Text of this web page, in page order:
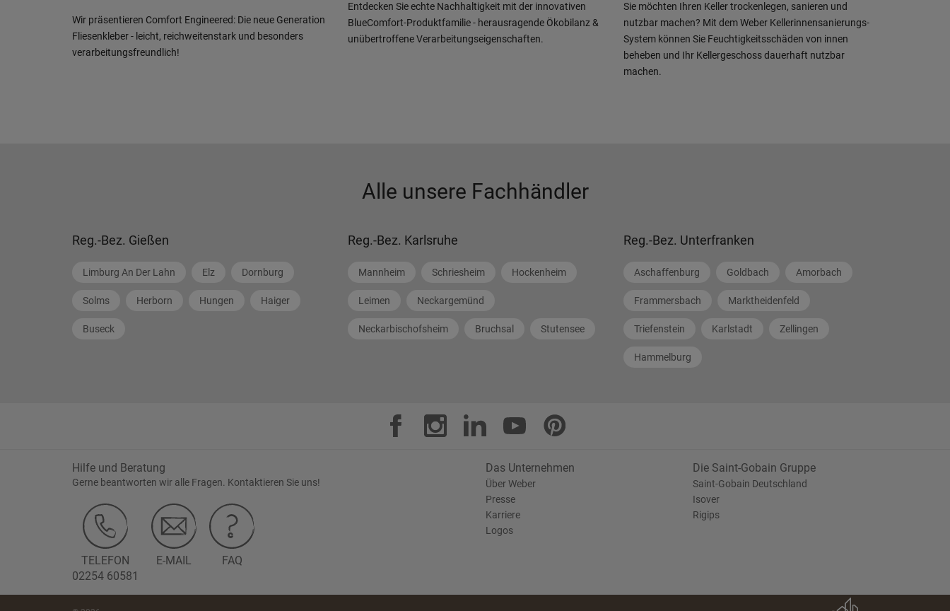
Wir präsentieren Comfort Engineered: Die neue Generation
Fliesenkleber - leicht, reichweitenstark und besonders
verarbeitungsfreundlich!
Entdecken Sie echte Nachhaltigkeit mit der innovativen
BlueComfort-Produktfamilie - herausragende Ökobilanz &
unübertroffene Verarbeitungseigenschaften.
Sie möchten Ihren Keller trockenlegen, sanieren und
nutzbar machen? Mit dem Weber Kellerinnensanierungs-
System können Sie Feuchtigkeitsschäden von innen
beheben und Ihr Kellergeschoss dauerhaft nutzbar
machen.
Alle unsere Fachhändler
Reg.-Bez. Gießen
Limburg An Der Lahn Elz Dornburg
Solms Herborn Hungen Haiger
Buseck
Reg.-Bez. Karlsruhe
Mannheim Schriesheim Hockenheim
Leimen Neckargemünd
Neckarbischofsheim Bruchsal Stutensee
Reg.-Bez. Unterfranken
Aschaffenburg Goldbach Amorbach
Frammersbach Marktheidenfeld
Triefenstein Karlstadt Zellingen
Hammelburg
Hilfe und Beratung
Gerne beantworten wir alle Fragen. Kontaktieren Sie uns!
TELEFON
02254 60581
E-MAIL FAQ
Das Unternehmen
Über Weber
Presse
Karriere
Logos
Die Saint-Gobain Gruppe
Saint-Gobain Deutschland
Isover
Rigips